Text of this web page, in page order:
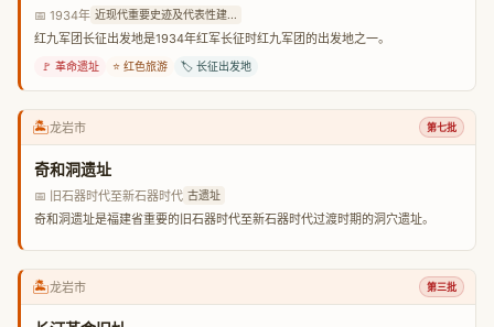
📅 1934年 近现代重要史迹及代表性建...
红九军团长征出发地是1934年红军长征时红九军团的出发地之一。
🚩 革命遗址 ⭐ 红色旅游 🏷️ 长征出发地
🏝️龙岩市 第七批
奇和洞遗址
📅 旧石器时代至新石器时代 古遗址
奇和洞遗址是福建省重要的旧石器时代至新石器时代过渡时期的洞穴遗址。
🏝️龙岩市 第三批